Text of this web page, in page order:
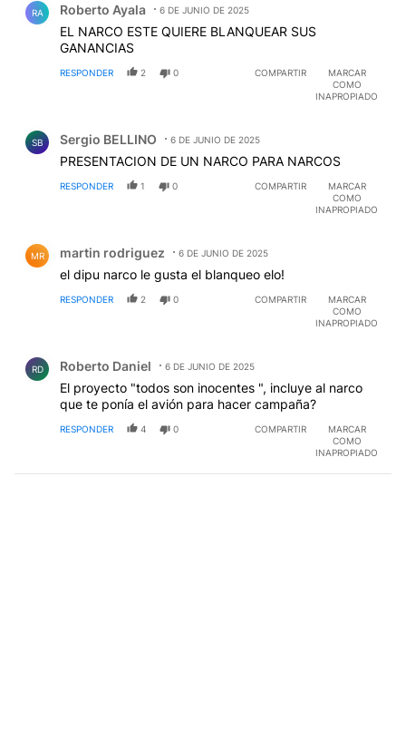
RA Roberto Ayala 6 DE JUNIO DE 2025
EL NARCO ESTE QUIERE BLANQUEAR SUS
GANANCIAS
RESPONDER 2 0 COMPARTIR
MARCAR
COMO
INAPROPIADO
SB Sergio BELLINO 6 DE JUNIO DE 2025
PRESENTACION DE UN NARCO PARA NARCOS
RESPONDER 1 0 COMPARTIR
MARCAR
COMO
INAPROPIADO
MR martin rodriguez 6 DE JUNIO DE 2025
el dipu narco le gusta el blanqueo elo!
RESPONDER 2 0 COMPARTIR
MARCAR
COMO
INAPROPIADO
RD Roberto Daniel 6 DE JUNIO DE 2025
El proyecto "todos son inocentes ", incluye al narco
que te ponía el avión para hacer campaña?
RESPONDER 4 0 COMPARTIR
MARCAR
COMO
INAPROPIADO